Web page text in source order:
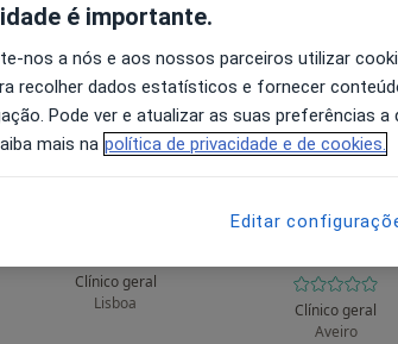
Clínico geral
Lisboa
Abel José
Clínico geral
Aveiro
é importante.
nos a nós e aos nossos parceiros utilizar
recolher dados estatísticos e fornecer
Pode ver e atualizar as suas preferências
mais na política de privacidade e de cookies.
Editar